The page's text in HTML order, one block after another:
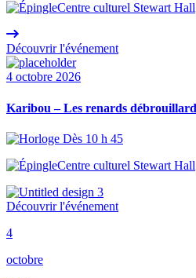
Centre culturel Stewart Hall
Découvrir l'événement
4 octobre 2026
Karibou – Les renards
Dès 10 h 45
Centre culturel Stewart Hall
Découvrir l'événement
4
octobre